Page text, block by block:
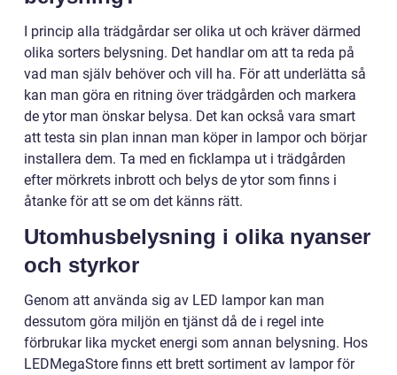
I princip alla trädgårdar ser olika ut och kräver därmed
olika sorters belysning. Det handlar om att ta reda på
vad man själv behöver och vill ha. För att underlätta så
kan man göra en ritning över trädgården och markera
de ytor man önskar belysa. Det kan också vara smart
att testa sin plan innan man köper in lampor och börjar
installera dem. Ta med en ficklampa ut i trädgården
efter mörkrets inbrott och belys de ytor som finns i
åtanke för att se om det känns rätt.
Utomhusbelysning i olika nyanser
och styrkor
Genom att använda sig av LED lampor kan man
dessutom göra miljön en tjänst då de i regel inte
förbrukar lika mycket energi som annan belysning. Hos
LEDMegaStore finns ett brett sortiment av lampor för